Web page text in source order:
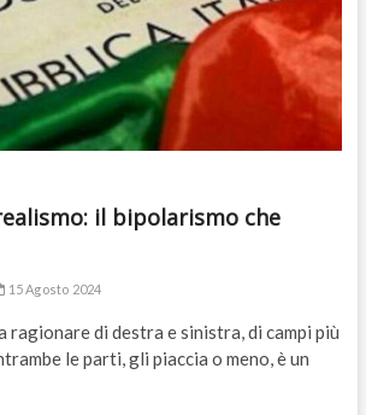
il bipolarismo che
15 Agosto 2024
ragionare di destra e sinistra, di campi più
le parti, gli piaccia o meno, è un